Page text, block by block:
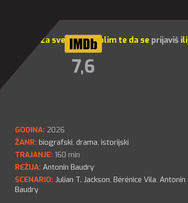
Za sve opcije molim te da se prijaviš ili
7,6
GODINA: 2026
ŽANR: biografski, drama, istorijski
TRAJANJE: 160 min
REŽIJA: Antonin Baudry
SCENARIO: Julian T. Jackson, Bérénice Vila, Antonin
Baudry